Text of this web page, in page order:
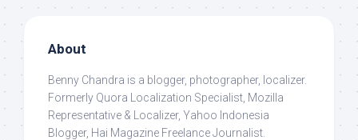
About
Benny Chandra is a blogger, photographer, localizer.
Formerly Quora Localization Specialist, Mozilla
Representative & Localizer, Yahoo Indonesia
Blogger, Hai Magazine Freelance Journalist.